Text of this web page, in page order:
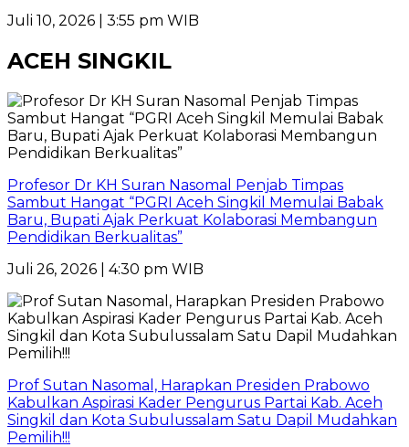
Juli 10, 2026 | 3:55 pm WIB
ACEH SINGKIL
Profesor Dr KH Suran Nasomal Penjab Timpas
Sambut Hangat “PGRI Aceh Singkil Memulai Babak
Baru, Bupati Ajak Perkuat Kolaborasi Membangun
Pendidikan Berkualitas”
Juli 26, 2026 | 4:30 pm WIB
Prof Sutan Nasomal, Harapkan Presiden Prabowo
Kabulkan Aspirasi Kader Pengurus Partai Kab. Aceh
Singkil dan Kota Subulussalam Satu Dapil Mudahkan
Pemilih!!!